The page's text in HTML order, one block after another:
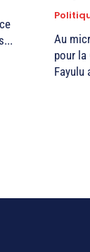
Au
pour la
Fayulu